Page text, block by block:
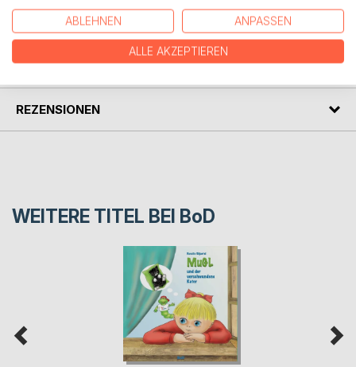
AUTOR/IN
PRESSESTIMMEN
REZENSIONEN
WEITERE TITEL BEI BoD
ABLEHNEN ANPASSEN
ALLE AKZEPTIEREN